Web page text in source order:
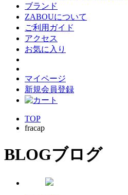
ブランド
ZABOUについて
ご利用ガイド
アクセス
お気に入り
マイページ
新規会員登録
TOP
fracap
BLOGブログ